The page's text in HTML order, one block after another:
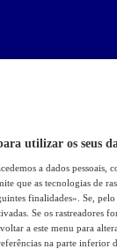
utilizar os seus
a dados
que as tecnologias de
finalidades». Se,
Se os rastreadores
a este menu para
na parte inferior